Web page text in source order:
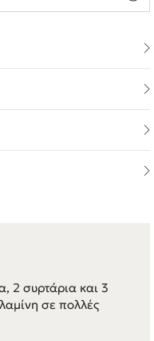
2 συρτάρια και 3
σε πολλές